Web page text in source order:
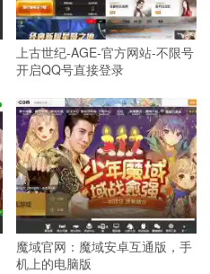
上古世纪-AGE-官方网站-不限号
开启QQ号直接登录
魔域官网：魔域安卓互通版，手
机上的电脑版